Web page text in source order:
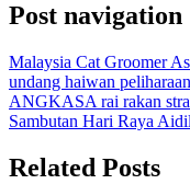
Post navigation
Malaysia Cat Groomer
undang haiwan peliharaan
ANGKASA rai rakan
Sambutan Hari Raya
Related Posts